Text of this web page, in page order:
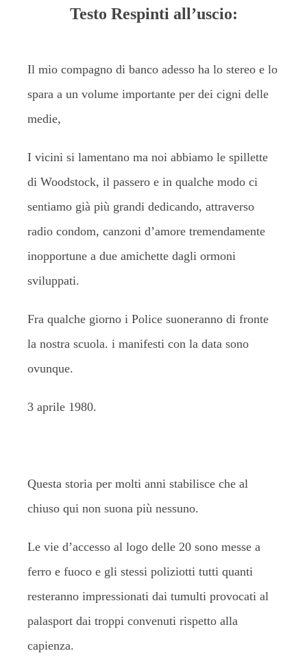
Testo Respinti all’uscio:
Il mio compagno di banco adesso ha lo stereo e lo
spara a un volume importante per dei cigni delle
medie,
I vicini si lamentano ma noi abbiamo le spillette
di Woodstock, il passero e in qualche modo ci
sentiamo già più grandi dedicando, attraverso
radio condom, canzoni d’amore tremendamente
inopportune a due amichette dagli ormoni
sviluppati.
Fra qualche giorno i Police suoneranno di fronte
la nostra scuola. i manifesti con la data sono
ovunque.
3 aprile 1980.
Questa storia per molti anni stabilisce che al
chiuso qui non suona più nessuno.
Le vie d’accesso al logo delle 20 sono messe a
ferro e fuoco e gli stessi poliziotti tutti quanti
resteranno impressionati dai tumulti provocati al
palasport dai troppi convenuti rispetto alla
capienza.